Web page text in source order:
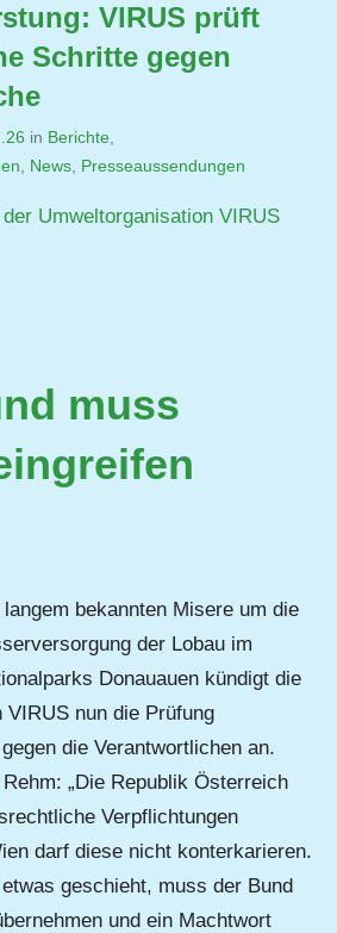
VIRUS prüft
Schritte gegen
von
Jutta
in Berichte
News Presseaussendungen
Umweltorganisation VIRUS
muss
bekannten Misere um die
der Lobau im
Donauauen kündigt die
VIRUS nun die Prüfung
die Verantwortlichen an.
„Die Republik Österreich
Verpflichtungen
darf diese nicht konterkarieren.
geschieht, muss der Bund
und ein Machtwort